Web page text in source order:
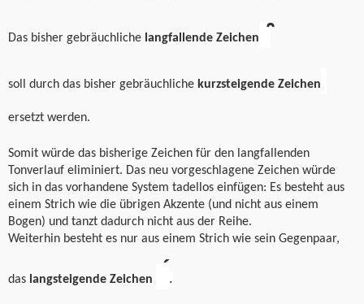
Das bisher gebräuchliche langfallende Zeichen
soll durch das bisher gebräuchliche kurzsteigende Zeichen
ersetzt werden.
Somit würde das bisherige Zeichen für den langfallenden
Tonverlauf eliminiert. Das neu vorgeschlagene Zeichen würde
sich in das vorhandene System tadellos einfügen: Es besteht aus
einem Strich wie die übrigen Akzente (und nicht aus einem
Bogen) und tanzt dadurch nicht aus der Reihe.
Weiterhin besteht es nur aus einem Strich wie sein Gegenpaar,
das langsteigende Zeichen .